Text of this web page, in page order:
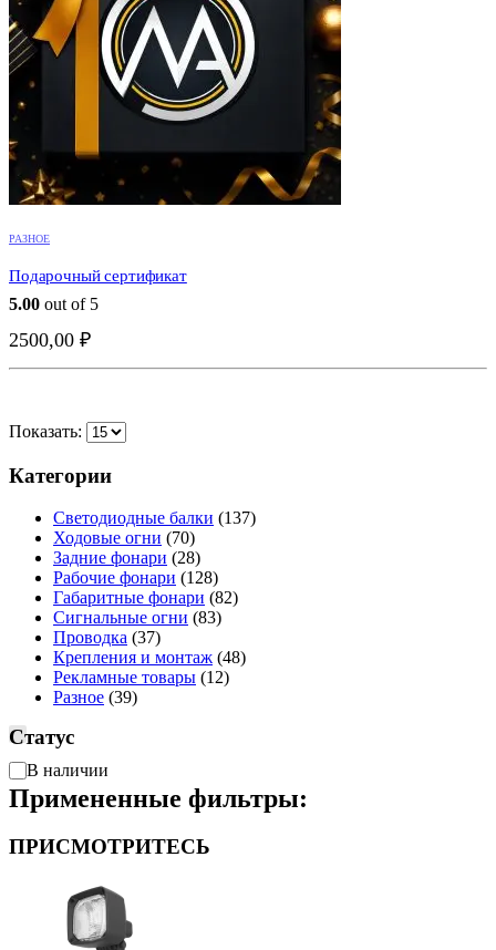
РАЗНОЕ
Подарочный сертификат
5.00 out of 5
2500,00 ₽
Показать:
Категории
Светодиодные балки (137)
Ходовые огни (70)
Задние фонари (28)
Рабочие фонари (128)
Габаритные фонари (82)
Сигнальные огни (83)
Проводка (37)
Крепления и монтаж (48)
Рекламные товары (12)
Разное (39)
Статус
Доступность
В наличии
Примененные фильтры:
ПРИСМОТРИТЕСЬ